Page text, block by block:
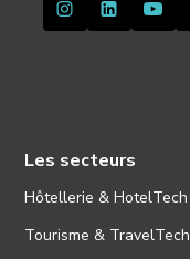
Les secteurs
Hôtellerie & HotelTech
Tourisme & TravelTech